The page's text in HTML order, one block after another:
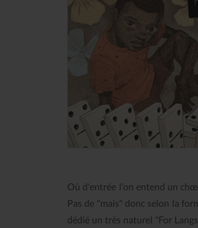
Où d'entrée l'on entend un
Pas de "mais" donc selon la
dédié un très naturel "For